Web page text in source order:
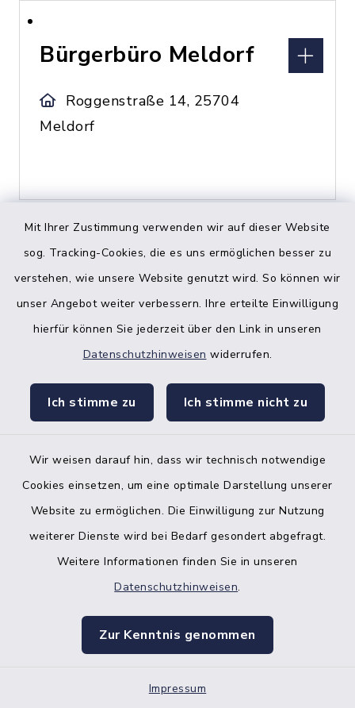
Mit Ihrer Zustimmung verwenden wir auf dieser Website
sog. Tracking-Cookies, die es uns ermöglichen besser zu
verstehen, wie unsere Website genutzt wird. So können wir
unser Angebot weiter verbessern. Ihre erteilte Einwilligung
hierfür können Sie jederzeit über den Link in unseren
Datenschutzhinweisen widerrufen.
Ich stimme zu Ich stimme nicht zu
Wir weisen darauf hin, dass wir technisch notwendige
Cookies einsetzen, um eine optimale Darstellung unserer
Website zu ermöglichen. Die Einwilligung zur Nutzung
weiterer Dienste wird bei Bedarf gesondert abgefragt.
Weitere Informationen finden Sie in unseren
Datenschutzhinweisen.
Zur Kenntnis genommen
Impressum
Bürgerbüro Meldorf
Roggenstraße 14, 25704
Meldorf
C
Café Küste
Zingelstraße 31, 25704
Meldorf
+49 4832 979 84 44
https://www.cafekueste.de/
Cajukas Welt
Zingelstraße 16, 25704
Meldorf
Kathrin Salzmann